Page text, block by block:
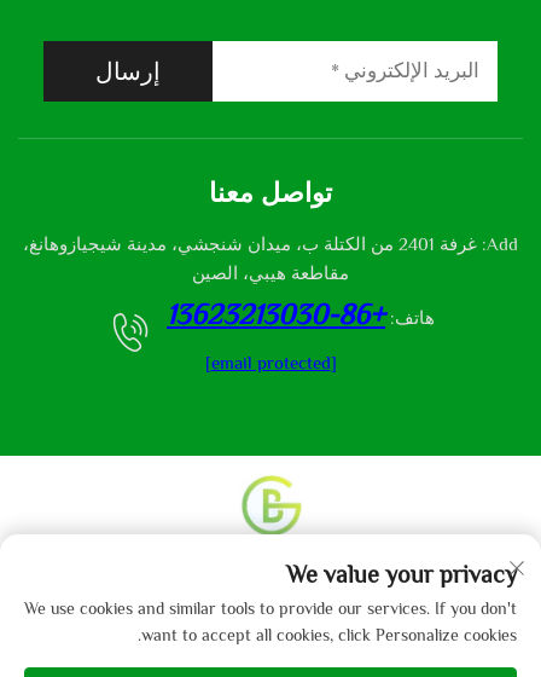
إرسال
تواصل معنا
Add: غرفة 2401 من الكتلة ب، ميدان شنجشي، مدينة شيجيازوهانغ،
مقاطعة هيبي، الصين
هاتف: +86-13623213030
[email protected]
للمنسوجات المحدودة.سياسة الخصوصية
We value your privacy
We use cookies and similar tools to provide our services. If you don't
want to accept all cookies, click Personalize cookies.